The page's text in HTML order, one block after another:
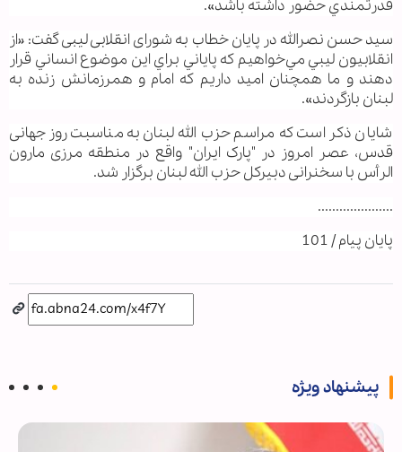
قدرتمندي حضور داشته باشد».
سيد حسن نصرالله در پایان خطاب به شورای انقلابی لیبی گفت: «از
انقلابيون ليبي مي‌خواهيم كه پاياني براي اين موضوع انساني قرار
دهند و ما همچنان اميد داريم كه امام و همرزمانش زنده به
لبنان بازگردند».
شایان ذکر است که مراسم حزب الله لبنان به مناسبت روز جهانی
قدس، عصر امروز در "پارک ایران" واقع در منطقه مرزی مارون
الرأس با سخنرانی دبیرکل حزب الله لبنان برگزار شد.
.....................
پایان پیام / 101
پیشنهاد ویژه